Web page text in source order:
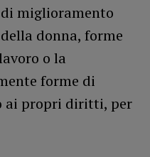
miglioramento
donna, forme
o la
forme di
ai propri diritti, per